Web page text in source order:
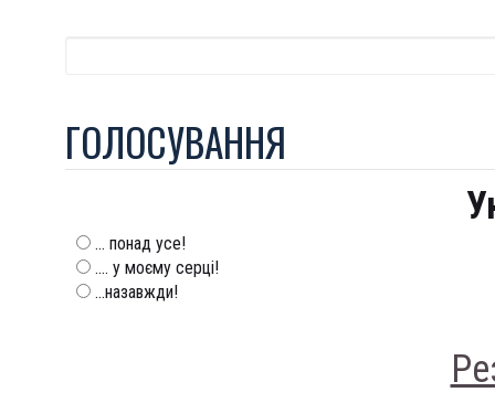
ГОЛОСУВАННЯ
... понад усе!
.... у моєму серці!
...назавжди!